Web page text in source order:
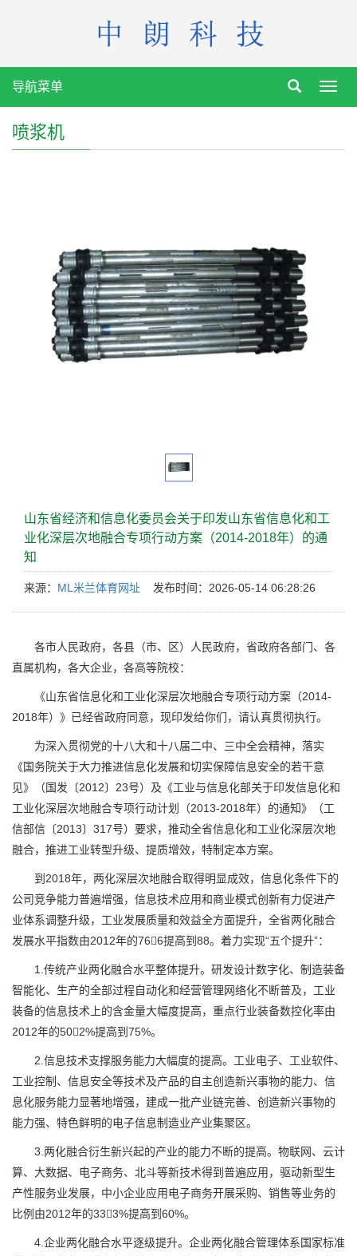
导航菜单
喷浆机
山东省经济和信息化委员会关于印发山东省信息化和工
业化深层次地融合专项行动方案（2014-2018年）的通
知
来源： ML米兰体育网址 发布时间：2026-05-14 06:28:26
各市人民政府，各县（市、区）人民政府，省政府各部门、各
直属机构，各大企业，各高等院校：
《山东省信息化和工业化深层次地融合专项行动方案（2014-
2018年）》已经省政府同意，现印发给你们，请认真贯彻执行。
为深入贯彻党的十八大和十八届二中、三中全会精神，落实
《国务院关于大力推进信息化发展和切实保障信息安全的若干意
见》（国发〔2012〕23号）及《工业与信息化部关于印发信息化和
工业化深层次地融合专项行动计划（2013-2018年）的通知》（工
信部信〔2013〕317号）要求，推动全省信息化和工业化深层次地
融合，推进工业转型升级、提质增效，特制定本方案。
到2018年，两化深层次地融合取得明显成效，信息化条件下的
公司竞争能力普遍增强，信息技术应用和商业模式创新有力促进产
业体系调整升级，工业发展质量和效益全方面提升，全省两化融合
发展水平指数由2012年的766提高到88。着力实现“五个提升”：
1.传统产业两化融合水平整体提升。研发设计数字化、制造装备
智能化、生产的全部过程自动化和经营管理网络化不断普及，工业
装备的信息技术上的含金量大幅度提高，重点行业装备数控化率由
2012年的502%提高到75%。
2.信息技术支撑服务能力大幅度的提高。工业电子、工业软件、
工业控制、信息安全等技术及产品的自主创造新兴事物的能力、信
息化服务能力显著地增强，建成一批产业链完善、创造新兴事物的
能力强、特色鲜明的电子信息制造业产业集聚区。
3.两化融合衍生新兴起的产业的能力不断的提高。物联网、云计
算、大数据、电子商务、北斗等新技术得到普遍应用，驱动新型生
产性服务业发展，中小企业应用电子商务开展采购、销售等业务的
比例由2012年的333%提高到60%。
4.企业两化融合水平逐级提升。企业两化融合管理体系国家标准